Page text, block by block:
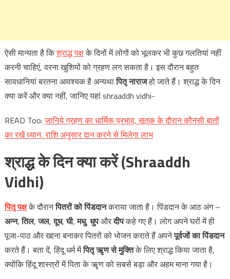
ऐसी मान्‍यता है किश्राद्ध पक्षके दिनों में लोगों को भूलकर भी कुछ गलतियां नहीं
करनी चाहिएं, वरना खुशियों को ग्रहण लग सकता है। इस दौरान बहुत
सावधानियां बरतना आवश्यक है अन्यथापितृनाराजहो जाते हैं। श्राद्ध के दिन
क्या करें और क्या नहीं, जानिए यहां shraaddh vidhi-
READ Too:जानिये ग्रहण का धार्मिक प्रभाव, सूतक के दौरान कौनसी बातों
का रखें ध्यान, राशि अनुसार दान करने से मिलेगा लाभ
श्राद्ध के दिन क्या करें (Shraaddh
Vidhi)
पितृ पक्षके दौरानपितरों को पिंडदानकराया जाता है। पिंडदान के आठ अंग –
अन्न,तिल,जल,दूध,घी,मधु, धुपऔरदीपकहे गए हैं। लोग अपने घरों में ही
पूजा-पाठ और खाना बनाकर पितरों को भोजन कराते हैं अपनेपूर्वजों का पिंडदान
करते हैं। बता दें, हिंदू धर्म मेंपितृ ऋृण से मुक्तिके लिए श्राद्ध किया जाता है,
क्योंकि हिंदू शास्त्रों में पिता के ऋृण को सबसे बड़ा और अहम माना गया है।